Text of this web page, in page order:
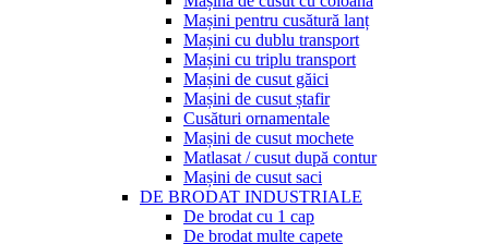
Mașini pentru cusătură lanț
Mașini cu dublu transport
Mașini cu triplu transport
Mașini de cusut găici
Mașini de cusut ștafir
Cusături ornamentale
Mașini de cusut mochete
Matlasat / cusut după contur
Mașini de cusut saci
DE BRODAT INDUSTRIALE
De brodat cu 1 cap
De brodat multe capete